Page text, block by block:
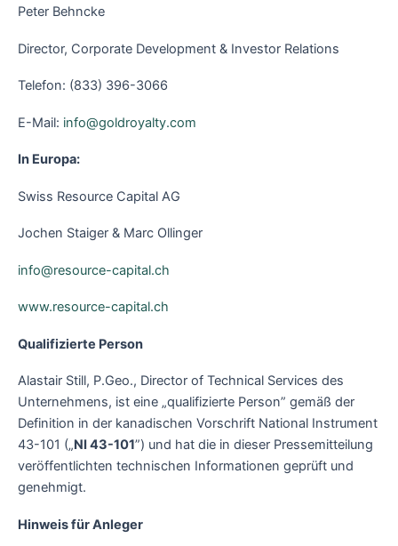
Peter Behncke
Director, Corporate Development & Investor Relations
Telefon: (833) 396-3066
E-Mail: info@goldroyalty.com
In Europa:
Swiss Resource Capital AG
Jochen Staiger & Marc Ollinger
info@resource-capital.ch
www.resource-capital.ch
Qualifizierte Person
Alastair Still, P.Geo., Director of Technical Services des
Unternehmens, ist eine „qualifizierte Person” gemäß der
Definition in der kanadischen Vorschrift National Instrument
43-101 („NI 43-101”) und hat die in dieser Pressemitteilung
veröffentlichten technischen Informationen geprüft und
genehmigt.
Hinweis für Anleger